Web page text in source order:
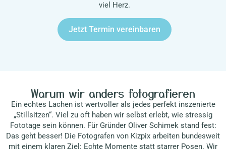
viel Herz.
Jetzt Termin vereinbaren
Warum wir anders fotografieren
Ein echtes Lachen ist wertvoller als jedes perfekt inszenierte
„Stillsitzen“. Viel zu oft haben wir selbst erlebt, wie stressig
Fototage sein können. Für Gründer Oliver Schimek stand fest:
Das geht besser! Die Fotografen von Kizpix arbeiten bundesweit
mit einem klaren Ziel: Echte Momente statt starrer Posen. Wir